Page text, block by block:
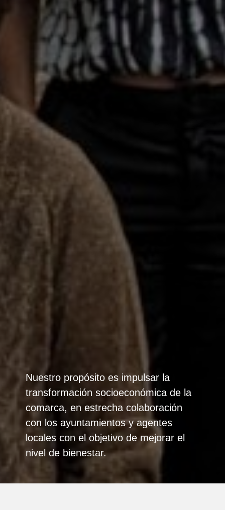
Nuestro propósito es impulsar la
transformación socioeconómica de la
comarca, en estrecha colaboración
con los ayuntamientos y agentes
locales con el objetivo de mejorar el
nivel de bienestar.